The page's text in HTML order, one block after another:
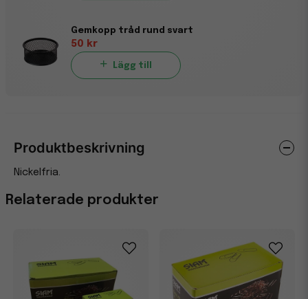
Gemkopp tråd rund svart
50 kr
Lägg till
Relaterade produkter
Produktbeskrivning
Nickelfria.